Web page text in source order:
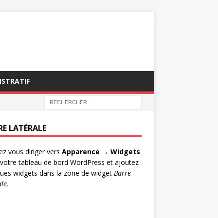
LATÉRALE
vous diriger vers Apparence → Widgets
tableau de bord WordPress et ajoutez
widgets dans la zone de widget Barre
.